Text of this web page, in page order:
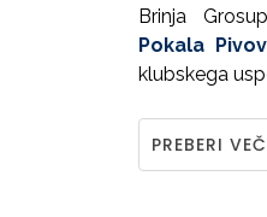
Brinja
Pokala
klubskega
PREBERI VEČ